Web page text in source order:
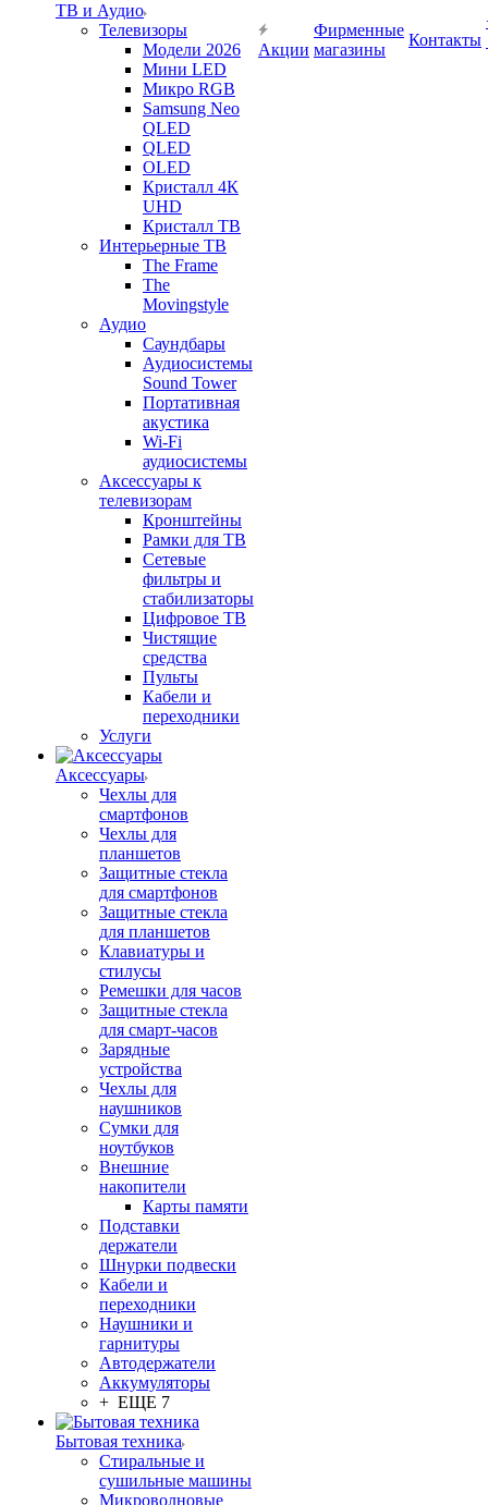
ТВ и Аудио
Телевизоры
Модели 2026
Мини LED
Микро RGB
Samsung Neo
QLED
QLED
OLED
Кристалл 4К
UHD
Кристалл ТВ
Интерьерные ТВ
The Frame
The
Movingstyle
Аудио
Саундбары
Аудиосистемы
Sound Tower
Портативная
акустика
Wi-Fi
аудиосистемы
Аксессуары к
телевизорам
Кронштейны
Рамки для ТВ
Сетевые
фильтры и
стабилизаторы
Цифровое ТВ
Чистящие
средства
Пульты
Кабели и
переходники
Услуги
Аксессуары
Чехлы для
смартфонов
Чехлы для
планшетов
Защитные стекла
для смартфонов
Защитные стекла
для планшетов
Клавиатуры и
стилусы
Ремешки для часов
Защитные стекла
для смарт-часов
Зарядные
устройства
Чехлы для
наушников
Сумки для
ноутбуков
Внешние
накопители
Карты памяти
Подставки
держатели
Шнурки подвески
Кабели и
переходники
Наушники и
гарнитуры
Автодержатели
Аккумуляторы
+ ЕЩЕ 7
Бытовая техника
Стиральные и
сушильные машины
Микроволновые
Акции
Фирменные
магазины
Контакты